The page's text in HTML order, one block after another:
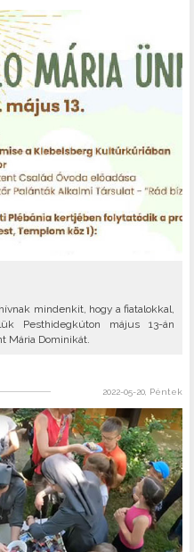
mindenkit, hogy a fiatalokkal,
Pesthidegkúton május 13-án
Mária Dominikát.
2022-05-20, Péntek